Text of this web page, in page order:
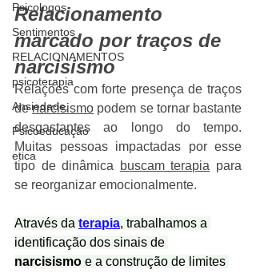
Psicologos
Sentimentos
RELACIONAMENTOS
psicoterapia
Ansiedade,
Psicoeducação
etica
Relacionamento
marcado por traços de
narcisismo
Relações com forte presença de traços
de narcisismo podem se tornar bastante
desgastantes ao longo do tempo.
Muitas pessoas impactadas por esse
tipo de dinâmica
buscam terapia para
se reorganizar emocionalmente.
Através da terapia, trabalhamos a
identificação dos sinais de
narcisismo e a construção de limites